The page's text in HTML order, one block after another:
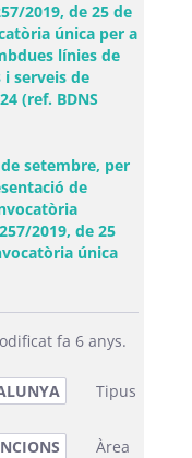
2019, de 25 de
única per a
línies de
serveis de
(ref. BDNS
de setembre, per
de
2019, de 25
única
nova)
fa 6 anys.
Tipus
Àrea